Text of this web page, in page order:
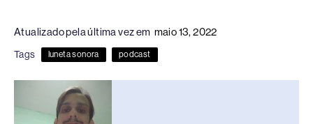
c
e
b
o
o
e
a
d
s
e
dI
n
sk
y
at
s
p
y
n
Atualizado pela última vez em maio 13, 2022
Tags luneta sonora podcast